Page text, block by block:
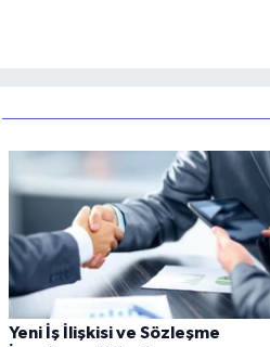
Yeni İş İlişkisi ve Sözleşme